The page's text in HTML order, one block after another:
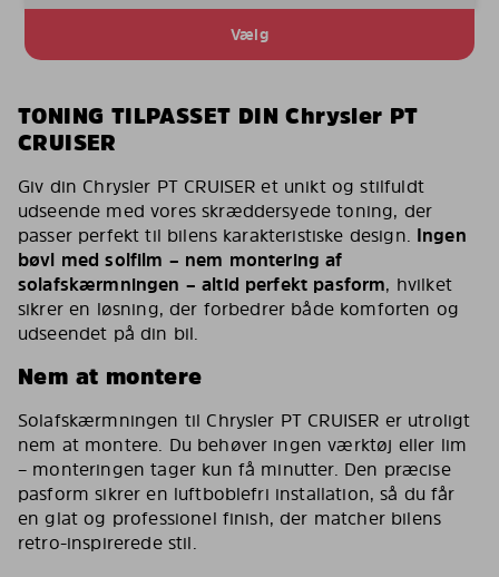
Vælg
TONING TILPASSET DIN Chrysler PT
CRUISER
Giv din Chrysler PT CRUISER et unikt og stilfuldt
udseende med vores skræddersyede toning, der
passer perfekt til bilens karakteristiske design. Ingen
bøvl med solfilm – nem montering af
solafskærmningen – altid perfekt pasform, hvilket
sikrer en løsning, der forbedrer både komforten og
udseendet på din bil.
Nem at montere
Solafskærmningen til Chrysler PT CRUISER er utroligt
nem at montere. Du behøver ingen værktøj eller lim
– monteringen tager kun få minutter. Den præcise
pasform sikrer en luftboblefri installation, så du får
en glat og professionel finish, der matcher bilens
retro-inspirerede stil.